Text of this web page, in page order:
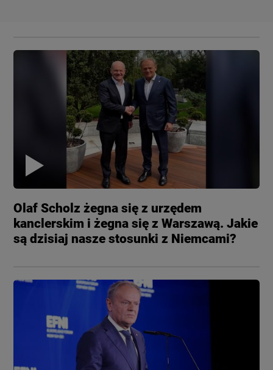
Olaf Scholz żegna się z urzędem
kanclerskim i żegna się z Warszawą. Jakie
są dzisiaj nasze stosunki z Niemcami?